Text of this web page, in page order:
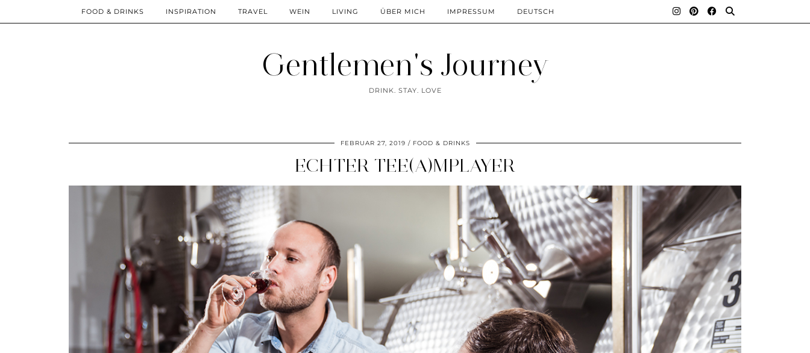
Gentlemen's Journey
DRINK. STAY. LOVE
FOOD & DRINKS INSPIRATION TRAVEL WEIN LIVING ÜBER MICH IMPRESSUM DEUTSCH
FEBRUAR 27, 2019 FOOD & DRINKS
ECHTER TEE(A)MPLAYER